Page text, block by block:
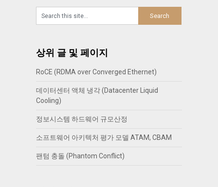
상위 글 및 페이지
RoCE (RDMA over Converged Ethernet)
데이터센터 액체 냉각 (Datacenter Liquid
Cooling)
정보시스템 하드웨어 규모산정
소프트웨어 아키텍처 평가 모델 ATAM, CBAM
팬텀 충돌 (Phantom Conflict)